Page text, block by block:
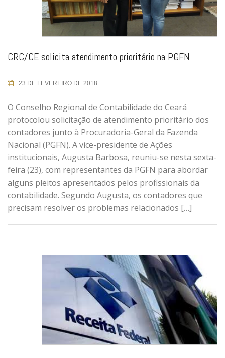
CRC/CE solicita atendimento prioritário na PGFN
23 DE FEVEREIRO DE 2018
O Conselho Regional de Contabilidade do Ceará
protocolou solicitação de atendimento prioritário dos
contadores junto à Procuradoria-Geral da Fazenda
Nacional (PGFN). A vice-presidente de Ações
institucionais, Augusta Barbosa, reuniu-se nesta sexta-
feira (23), com representantes da PGFN para abordar
alguns pleitos apresentados pelos profissionais da
contabilidade. Segundo Augusta, os contadores que
precisam resolver os problemas relacionados […]